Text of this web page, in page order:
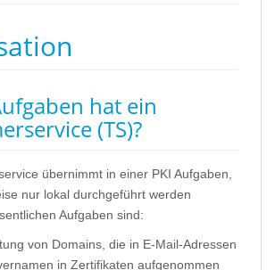
hat ein
(TS)?
übernimmt in einer PKI Aufgaben,
nur lokal durchgeführt werden
Aufgaben sind:
von Domains, die in E-Mail-Adressen
in Zertifikaten aufgenommen